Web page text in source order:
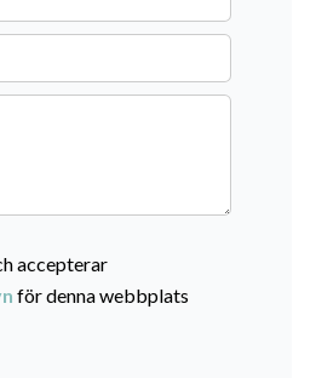
accepterar
för denna webbplats